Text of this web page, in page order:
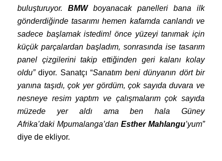
buluşturuyor. BMWboyanacak panelleri bana ilk
gönderdiğinde tasarımı hemen kafamda canlandı ve
sadece başlamak istedim! önce yüzeyi tanımak için
küçük parçalardan başladım, sonrasında ise tasarım
panel çizgilerini takip ettiğinden geri kalanı kolay
oldu”diyor. Sanatçı “Sanatım beni dünyanın dört bir
yanına taşıdı, çok yer gördüm, çok sayıda duvara ve
nesneye resim yaptım ve çalışmalarım çok sayıda
müzede yer aldı ama ben hala Güney
Afrika’daki Mpumalanga’dan Esther Mahlangu’yum”
diye de ekliyor.